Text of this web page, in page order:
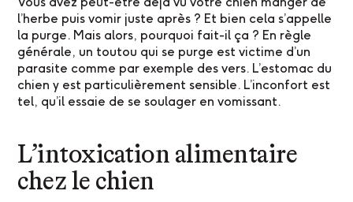
l’herbe puis vomir juste après ? Et bien cela s’appelle
la purge. Mais alors, pourquoi fait-il ça ? En règle
générale, un toutou qui se purge est victime d’un
parasite comme par exemple des vers. L’estomac du
chien y est particulièrement sensible. L’inconfort est
tel, qu’il essaie de se soulager en vomissant.
L’intoxication alimentaire
chez le chien